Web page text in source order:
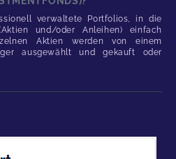
verwaltete Portfolios, in die
und/oder Anleihen) einfach
Aktien werden von einem
ausgewählt und gekauft oder